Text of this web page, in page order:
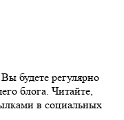
будете регулярно
блога. Читайте,
в социальных